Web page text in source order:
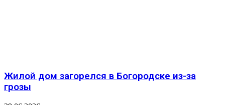
Жилой дом загорелся в Богородске из-за
грозы